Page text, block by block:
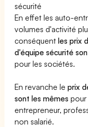
sécurité
En effet les auto-
volumes d'activité
conséquentles prix
d'équipe sécurité
pour les sociétés.
En revanche leprix
sont les mêmes
entrepreneur,
non salarié.